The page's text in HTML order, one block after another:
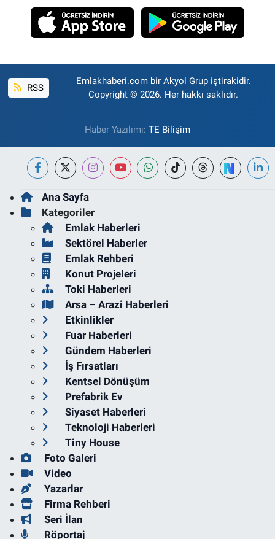
RSS
Emlakhaberi.com bir Akyol Grup iştirakidir.
Copyright © 2026. Her hakkı saklıdır.
Haber Yazılımı: TE Bilişim
Ana Sayfa
Kategoriler
Emlak Haberleri
Sektörel Haberler
Emlak Rehberi
Konut Projeleri
Toki Haberleri
Arsa – Arazi Haberleri
Etkinlikler
Fuar Haberleri
Gündem Haberleri
İş Fırsatları
Kentsel Dönüşüm
Prefabrik Ev
Siyaset Haberleri
Teknoloji Haberleri
Tiny House
Foto Galeri
Video
Yazarlar
Firma Rehberi
Seri İlan
Röportaj